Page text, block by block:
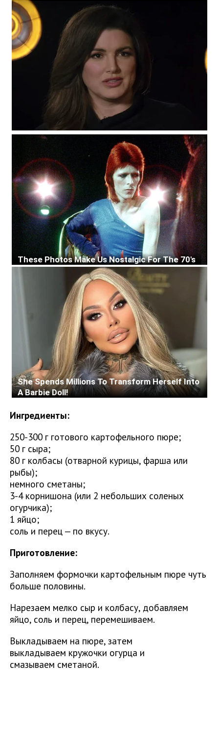
Ингредиенты:
250-300 г готового картофельного пюре;
50 г сыра;
80 г колбасы (отварной курицы, фарша или
рыбы);
немного сметаны;
3-4 корнишона (или 2 небольших соленых
огурчика);
1 яйцо;
соль и перец — по вкусу.
Приготовление:
Заполняем формочки картофельным пюре чуть
больше половины.
Нарезаем мелко сыр и колбасу, добавляем
яйцо, соль и перец, перемешиваем.
Выкладываем на пюре, затем
выкладываем кружочки огурца и
смазываем сметаной.